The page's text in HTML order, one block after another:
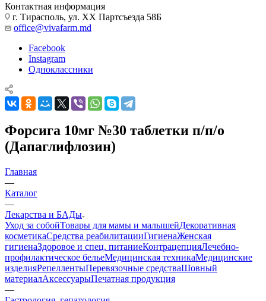
Контактная информация
г. Тирасполь, ул. ХХ Партсъезда 58Б
office@vivafarm.md
Facebook
Instagram
Одноклассники
Форсига 10мг №30 таблетки п/п/о
(Дапаглифлозин)
Главная
—
Каталог
—
Лекарства и БАДы
Уход за собойТовары для мамы и малышейДекоративная
косметикаСредства реабилитацииГигиенаЖенская
гигиенаЗдоровое и спец. питаниеКонтрацепцияЛечебно-
профилактическое бельеМедицинская техникаМедицинские
изделияРепеллентыПеревязочные средстваШовный
материалАксессуарыПечатная продукция
—